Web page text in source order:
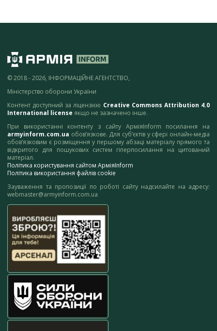
© 2018 - 2026, ІНФОРМАЦІЙНЕ АГЕНТСТВО,
Міністерство оборони України
Контент доступний за ліцензією Creative Commons Attribution 4.0
International license якщо не зазначено інше.
При використанні контенту з сайту АрміяInform посилання на
armyinform.com.ua обов’язкове. Для суб’єктів у сфері онлайн-медіа
обов’язковим є розміщення у першому абзаці матеріалу прямого та
відкритого для пошукових систем гіперпосилання на цитований
матеріал.
Політика користування сайтом АрміяInform
Політика використання файлів cookie
Зауваження та пропозиції по роботі сайту надсилайте на адресу:
webmaster@armyinform.com.ua